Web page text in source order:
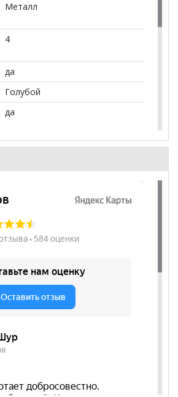
Металл
4
да
Голубой
да
425*940*510
Серый
Винилискожа
Современный